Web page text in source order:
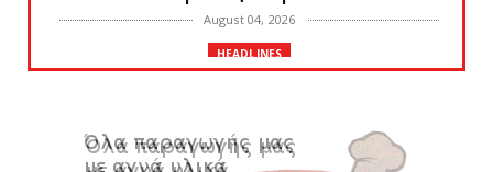
August 04, 2026
HEADLINES
SLIDE